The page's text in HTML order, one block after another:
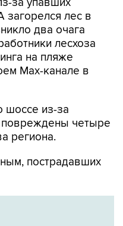
лес в
два очага
лесхоза
на пляже
Мах-канале в
шоссе из-за
четыре
региона.
пострадавших